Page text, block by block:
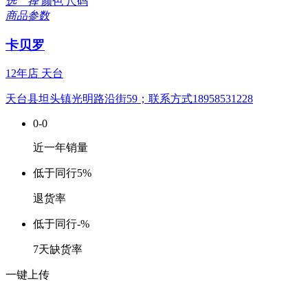
商品参数
卡贝罗
12年店 天台
天台县坦头镇光明路沿街59；联系方式18958531228
0-0
近一年销量
低于同行5%
退货率
低于同行-%
7天缺货率
一键上传